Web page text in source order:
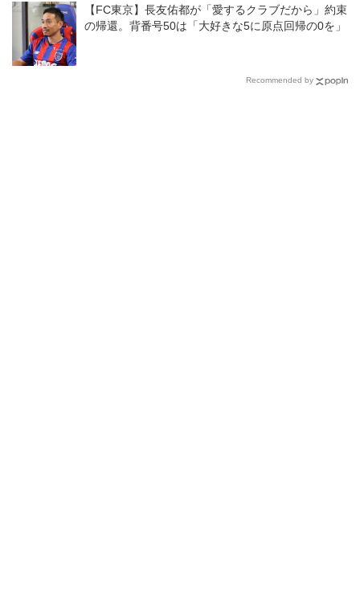
【FC東京】長友佑都が「愛するクラブだから」約束
の帰還。背番号50は「大好きな5に原点回帰の0を」
Recommended by